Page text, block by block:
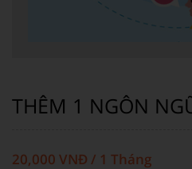
THÊM 1 NGÔN
20,000 VNĐ / 1 Tháng